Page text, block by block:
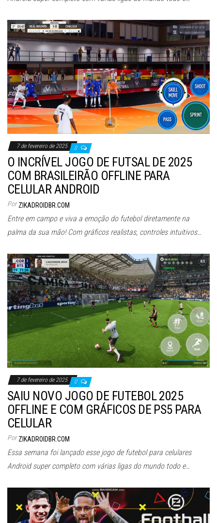
7 de fevereiro de 2025 0
O INCRÍVEL JOGO DE FUTSAL DE 2025
COM BRASILEIRÃO OFFLINE PARA
CELULAR ANDROID
Por ZIKADROIDBR.COM
Entre em campo e viva a emoção do futebol diretamente na
palma da sua mão! Com gráficos realistas, controles intuitivos…
7 de fevereiro de 2025 0
SAIU NOVO JOGO DE FUTEBOL 2025
OFFLINE E COM GRÁFICOS DE PS5 PARA
CELULAR
Por ZIKADROIDBR.COM
Essa semana foi lançado esse jogo de futebol para celulares
Android super completo com várias ligas do mundo todo e…